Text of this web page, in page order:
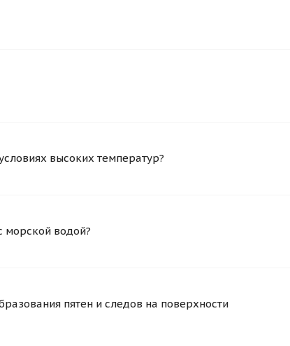
высоких температур?
морской водой?
пятен и следов на поверхности